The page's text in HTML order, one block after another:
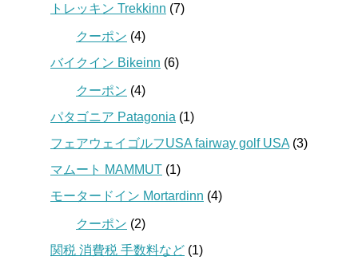
トレッキン Trekkinn (7)
クーポン (4)
バイクイン Bikeinn (6)
クーポン (4)
パタゴニア Patagonia (1)
フェアウェイゴルフUSA fairway golf USA (3)
マムート MAMMUT (1)
モータードイン Mortardinn (4)
クーポン (2)
関税 消費税 手数料など (1)